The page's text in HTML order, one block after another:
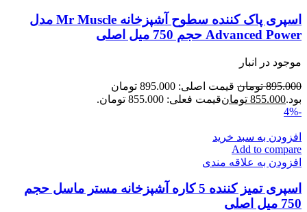
اسپری پاک کننده سطوح آشپزخانه Mr Muscle مدل
Advanced Power حجم 750 میل اصلی
موجود در انبار
895.000 تومان
قیمت اصلی: 895.000 تومان
بود.855.000 تومانقیمت فعلی: 855.000 تومان.
-4%
افزودن به سبد خرید
Add to compare
افزودن به علاقه مندی
اسپری تمیز کننده 5 کاره آشپزخانه مستر ماسل حجم
750 میل اصلی